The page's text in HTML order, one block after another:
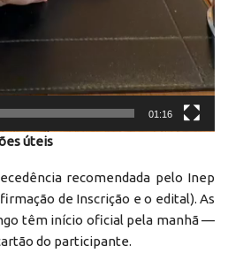
01:16
úteis
recomendada pelo Inep
de Inscrição e o edital). As
têm início oficial pela manhã —
do participante.